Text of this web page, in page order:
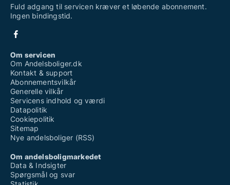
Fuld adgang til servicen kræver et løbende abonnement.
Ingen bindingstid.
Om servicen
Om Andelsboliger.dk
Kontakt & support
Abonnementsvilkår
Generelle vilkår
Servicens indhold og værdi
Datapolitik
Cookiepolitik
Sitemap
Nye andelsboliger (RSS)
Om andelsboligmarkedet
Data & Indsigter
Spørgsmål og svar